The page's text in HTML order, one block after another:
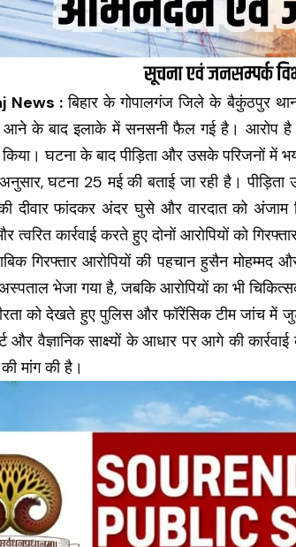
News :बिहार के गोपालगंज जिले के बैकुंठपुर
आने के बाद इलाके में सनसनी फैल गई है। आरोप
घटना के बाद पीड़िता और उसके परिजनों में
घटना 25 मई की बताई जा रही है।
दीवार फांदकर अंदर घुसे और वारदात को अंजाम
कार्रवाई करते हुए दोनों आरोपियों को
गिरफ्तार आरोपियों की पहचान हुसैन
भेजा गया है, जबकि आरोपियों का भी
को देखते हुए पुलिस और फॉरेंसिक टीम जांच में
और वैज्ञानिक साक्ष्यों के आधार पर आगे की
की मांग की है।